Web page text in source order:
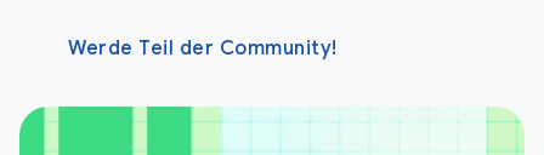
Werde Teil der Community!